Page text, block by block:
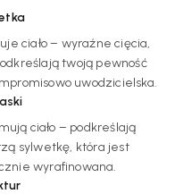
ciało – wyraźne cięcia,
twoją pewność
uwodzicielska.
ciało – podkreślają
sylwetkę, która jest
wyrafinowana.